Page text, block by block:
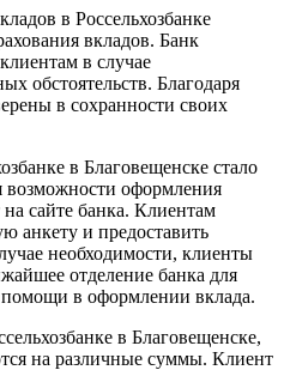
в Россельхозбанке
вкладов. Банк
в случае
обстоятельств. Благодаря
в сохранности своих
в Благовещенске стало
возможности оформления
сайте банка. Клиентам
анкету и предоставить
необходимости, клиенты
отделение банка для
в оформлении вклада.
в Благовещенске,
на различные суммы. Клиент